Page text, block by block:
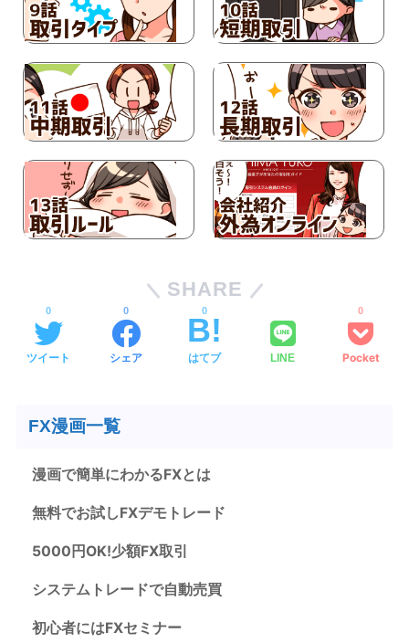
SHARE
ツイート
0
シェア
0
はてブ
0
LINE Pocket
0
FX漫画一覧
漫画で簡単にわかるFXとは
無料でお試しFXデモトレード
5000円OK!少額FX取引
システムトレードで自動売買
初心者にはFXセミナー